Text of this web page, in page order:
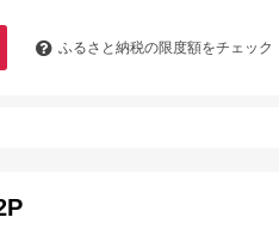
ふるさと納税の限度額をチェック